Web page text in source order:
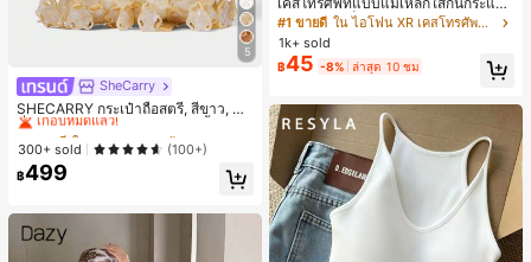
5
SheCarry
SHECARRY กระเป๋าถือสตรี, สีขาว, แฟ
ชั่น, สง่างาม, วันหยุด, งานปาร์ตี้
#1 ขายดี
เกือบหมดแล้ว!
#1 ขายดี
เกือบหมดแล้ว!
#1 ขายดี
เกือบหมดแล้ว!
#1 ขายดี
ใน บรรยากาศฤดูร้อน กระเป๋าหูหิ้วด้านบนผู้หญิง
300+ sold (100+)
฿499
ดูดติดแม่เหล็ก รองรับ IPhone 17 Pro
Max/17 Pro/17 Air/17/16 Pro Max/16
Pro/16 Plus/16 E/16/15 Pro Max/15
Pro/15 Plus/15/14 Pro Max/14 Pro/1
4 Plus/14/13 Pro Max/13/13 Pro/13
Mini/12 Pro Max/12/12 Pro/12 Mini/
11/11 Pro/11 Pro Max/Xs/X/Xr/Xs M
ax/7 Plus/8 Plus/7g/8g มุมกันกระแท
ก เหมาะเป็นของขวัญวันเกิดช่วงฤดูใบไ
ม้ผลิ สำหรับวัยเรียนและวัยทำงาน
#1 ขายดี
ใน ไอโฟน XR เคสโทรศัพท์แบบพื้นฐาน
1k+ sold
฿45 -8% ล่าสุด 10 ชม